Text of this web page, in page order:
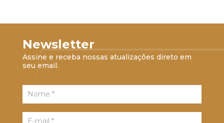
Newsletter
Assine e receba nossas atualizações direto em
seu email.